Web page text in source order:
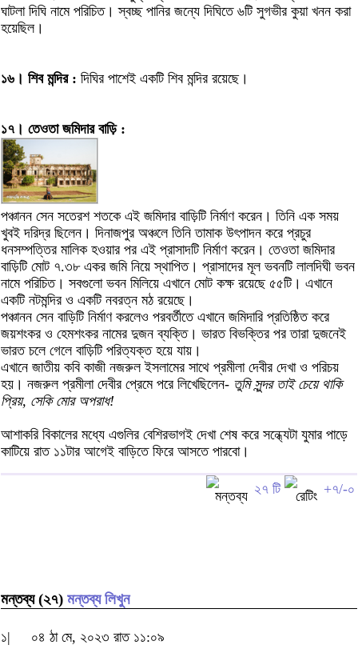
ঘাটলা দিঘি নামে পরিচিত। স্বচ্ছ পানির জন্যে দিঘিতে ৬টি সুগভীর কুয়া খনন করা
হয়েছিল।
১৬। শিব মন্দির : দিঘির পাশেই একটি শিব মন্দির রয়েছে।
১৭। তেওতা জমিদার বাড়ি :
পঞ্চানন সেন সতেরশ শতকে এই জমিদার বাড়িটি নির্মাণ করেন। তিনি এক সময়
খুবই দরিদ্র ছিলেন। দিনাজপুর অঞ্চলে তিনি তামাক উৎপাদন করে প্রচুর
ধনসম্পত্তির মালিক হওয়ার পর এই প্রাসাদটি নির্মাণ করেন। তেওতা জমিদার
বাড়িটি মোট ৭.৩৮ একর জমি নিয়ে স্থাপিত। প্রাসাদের মূল ভবনটি লালদিঘী ভবন
নামে পরিচিত। সবগুলো ভবন মিলিয়ে এখানে মোট কক্ষ রয়েছে ৫৫টি। এখানে
একটি নটমন্দির ও একটি নবরত্ন মঠ রয়েছে।
পঞ্চানন সেন বাড়িটি নির্মাণ করলেও পরবর্তীতে এখানে জমিদারি প্রতিষ্ঠিত করে
জয়শংকর ও হেমশংকর নামের দুজন ব্যক্তি। ভারত বিভক্তির পর তারা দুজনেই
ভারত চলে গেলে বাড়িটি পরিত্যক্ত হয়ে যায়।
এখানে জাতীয় কবি কাজী নজরুল ইসলামের সাথে প্রমীলা দেবীর দেখা ও পরিচয়
হয়। নজরুল প্রমীলা দেবীর প্রেমে পরে লিখেছিলেন- তুমি সুন্দর তাই চেয়ে থাকি
প্রিয়, সেকি মোর অপরাধ!
আশাকরি বিকালের মধ্যে এগুলির বেশিরভাগই দেখা শেষ করে সন্ধ্যেটা যুমার পাড়ে
কাটিয়ে রাত ১১টার আগেই বাড়িতে ফিরে আসতে পারবো।
২৭ টি +৭/-০
মন্তব্য (২৭) মন্তব্য লিখুন
১|
০৪ ঠা মে, ২০২৩ রাত ১১:০৯